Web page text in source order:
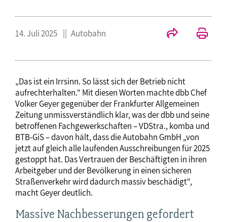
14. Juli 2025 Autobahn
„Das ist ein Irrsinn. So lässt sich der Betrieb nicht
aufrechterhalten.“ Mit diesen Worten machte dbb Chef
Volker Geyer gegenüber der Frankfurter Allgemeinen
Zeitung unmissverständlich klar, was der dbb und seine
betroffenen Fachgewerkschaften – VDStra., komba und
BTB-GiS – davon hält, dass die Autobahn GmbH „von
jetzt auf gleich alle laufenden Ausschreibungen für 2025
gestoppt hat. Das Vertrauen der Beschäftigten in ihren
Arbeitgeber und der Bevölkerung in einen sicheren
Straßenverkehr wird dadurch massiv beschädigt“,
macht Geyer deutlich.
Massive Nachbesserungen gefordert